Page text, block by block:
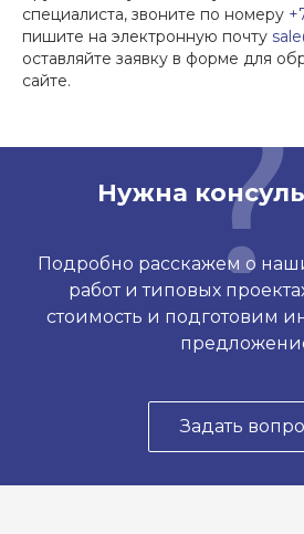
специалиста, звоните по номеру
пишите на электронную почту
оставляйте заявку в форме для
сайте.
Нужна
Подробно расскажем о
работ и типовых
стоимость и подготовим
Задать